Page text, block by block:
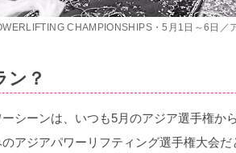
CHAMPIONSHIPS・5月1日～6日／
ン？
シーンは、いつも5月のアジア選手権か
アジアパワーリフティング選手権大会